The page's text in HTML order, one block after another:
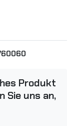
Produkt
Sie uns an,